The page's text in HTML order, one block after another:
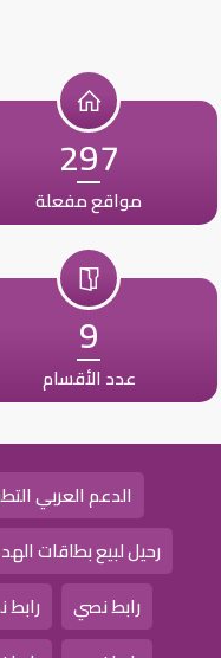
297
مواقع مفعلة
9
عدد الأقسام
الدعم العربي
رحيل لبيع بطاقات
رابط نصي